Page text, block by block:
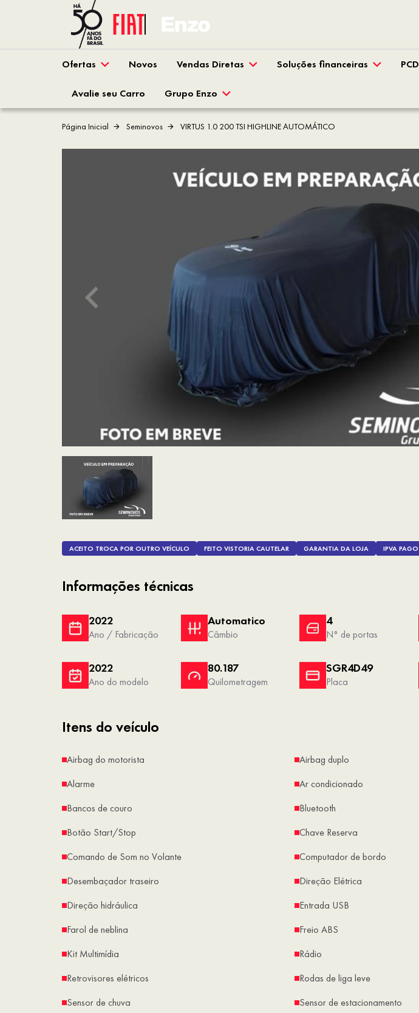
Ofertas Novos Vendas Diretas Soluções financeiras PCD
Avalie seu Carro Grupo Enzo
Página Inicial Seminovos VIRTUS 1.0 200 TSI HIGHLINE AUTOMÁTICO
ACEITO TROCA POR OUTRO VEÍCULO FEITO VISTORIA CAUTELAR GARANTIA DA LOJA IPVA PAGO
Informações técnicas
2022
Ano / Fabricação
Automatico
Câmbio
4
N° de portas
2022
Ano do modelo
80.187
Quilometragem
SGR4D49
Placa
Itens do veículo
Airbag do motorista
Airbag duplo
Alarme
Ar condicionado
Bancos de couro
Bluetooth
Botão Start/Stop
Chave Reserva
Comando de Som no Volante
Computador de bordo
Desembaçador traseiro
Direção Elétrica
Direção hidráulica
Entrada USB
Farol de neblina
Freio ABS
Kit Multimídia
Rádio
Retrovisores elétricos
Rodas de liga leve
Sensor de chuva
Sensor de estacionamento